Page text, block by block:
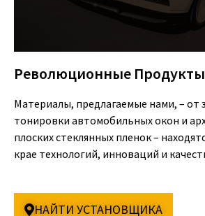
Революционные Продукты
Материалы, предлагаемые нами, – от
тонировки автомобильных окон и
плоских стеклянных пленок –
крае технологий, инноваций и
НАЙТИ УСТАНОВЩИКА